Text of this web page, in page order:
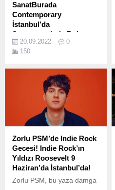
SanatBurada
Contemporary
İstanbul’da
Sanatseverlerle Buluştu
Hepsiburada’nın
sanatseverleri çağdaş
platformu SanatBurada,
genç sanatçıların yeni
eserlerinden oluşan ilk özel
seçkisiyle açıldı.
20.09.2022
0
150
Zorlu PSM’de Indie Rock
Gecesi! Indie Rock’ın
Yıldızı Roosevelt 9
Haziran’da İstanbul’da!
Zorlu PSM, bu yaza damga